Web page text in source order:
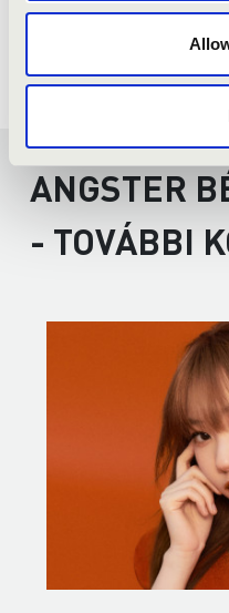
ANGSTER
- TOVÁBBI